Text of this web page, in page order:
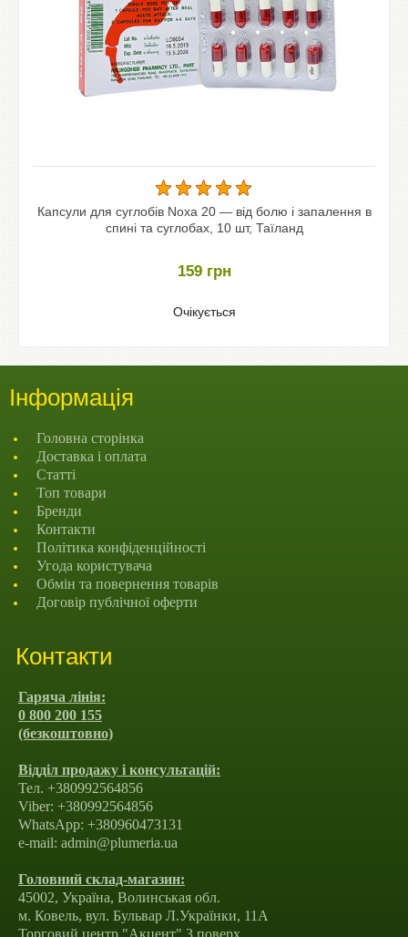
Капсули для суглобів Noxa 20 — від болю і запалення в
спині та суглобах, 10 шт, Таїланд
159 грн
Очікується
Інформація
Головна сторінка
Доставка і оплата
Статті
Топ товари
Бренди
Контакти
Політика конфіденційності
Угода користувача
Обмін та повернення товарів
Договір публічної оферти
Контакти
Гаряча лінія:
0 800 200 155
(безкоштовно)
Відділ продажу і консультацій:
Тел. +380992564856
Viber: +380992564856
WhatsApp: +380960473131
e-mail: admin@plumeria.ua
Головний склад-магазин:
45002, Україна, Волинськая обл.
м. Ковель, вул. Бульвар Л.Українки, 11А
Торговий центр "Акцент" 3 поверх